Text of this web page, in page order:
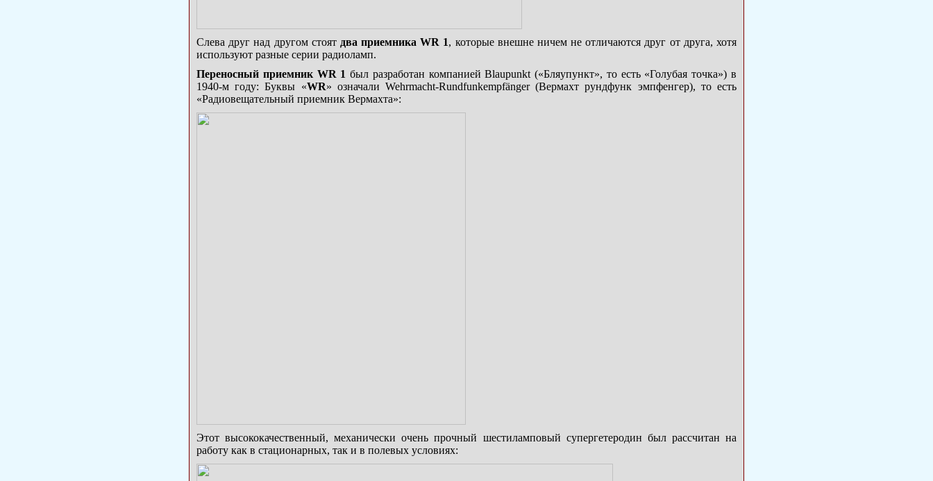
Слева друг над другом стоят два приемника WR 1, которые внешне ничем не отличаются друг от друга, хотя
используют разные серии радиоламп.
Переносный приемник WR 1 был разработан компанией Blaupunkt («Бляупункт», то есть «Голубая точка») в
1940-м году: Буквы «WR» означали Wehrmacht-Rundfunkempfänger (Вермахт рундфунк эмпфенгер), то есть
«Радиовещательный приемник Вермахта»:
Этот высококачественный, механически очень прочный шестиламповый супергетеродин был рассчитан на
работу как в стационарных, так и в полевых условиях: